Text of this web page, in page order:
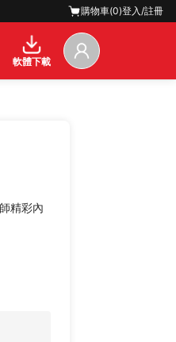
購物車(0)登入/註冊
軟體下載
精彩內